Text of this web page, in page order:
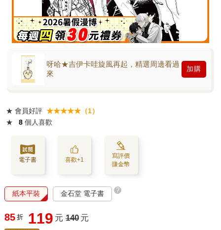
呀哈★吉伊卡哇旋風再起，精選周邊看過
來
加購
★ 會員好評 ★★★★★（1）
★
8 個人喜歡
電子書 喜歡+1
寫評價
賺金幣
紙本平裝 金石堂 電子書 ?
85 折 119 元 140 元